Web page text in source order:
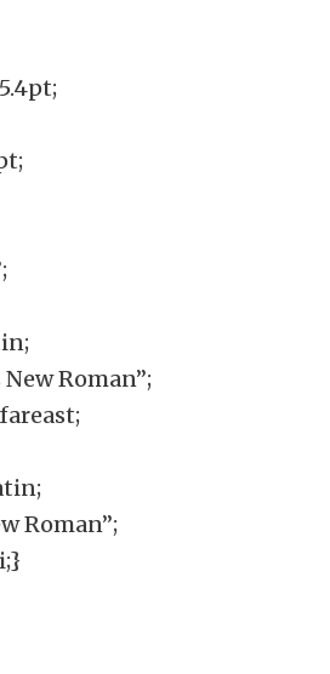
Roman”;
Roman”;